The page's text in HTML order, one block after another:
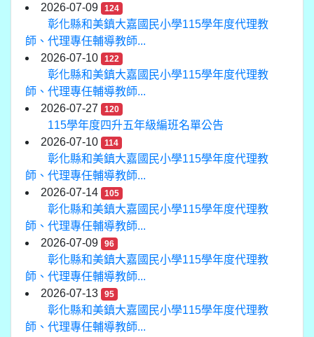
2026-07-09
124
彰化縣和美鎮大嘉國民小學115學年度代理教
師、代理專任輔導教師...
2026-07-10
122
彰化縣和美鎮大嘉國民小學115學年度代理教
師、代理專任輔導教師...
2026-07-27
120
115學年度四升五年級編班名單公告
2026-07-10
114
彰化縣和美鎮大嘉國民小學115學年度代理教
師、代理專任輔導教師...
2026-07-14
105
彰化縣和美鎮大嘉國民小學115學年度代理教
師、代理專任輔導教師...
2026-07-09
96
彰化縣和美鎮大嘉國民小學115學年度代理教
師、代理專任輔導教師...
2026-07-13
95
彰化縣和美鎮大嘉國民小學115學年度代理教
師、代理專任輔導教師...